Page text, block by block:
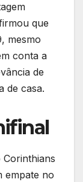
que
mesmo
conta a
de
de casa.
Corinthians
empate no